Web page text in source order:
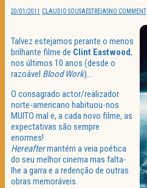
20/01/2011 CLAUDIO SOUSAESTREIASNO COMMENT
Talvez estejamos perante o menos
brilhante filme de Clint Eastwood,
nos últimos 10 anos (desde o
razoável Blood Work)…
O consagrado actor/realizador
norte-americano habituou-nos
MUITO mal e, a cada novo filme, as
expectativas são sempre
enormes!
Hereaftermantém a veia poética
do seu melhor cinema mas falta-
lhe a garra e a redenção de outras
obras memoráveis.